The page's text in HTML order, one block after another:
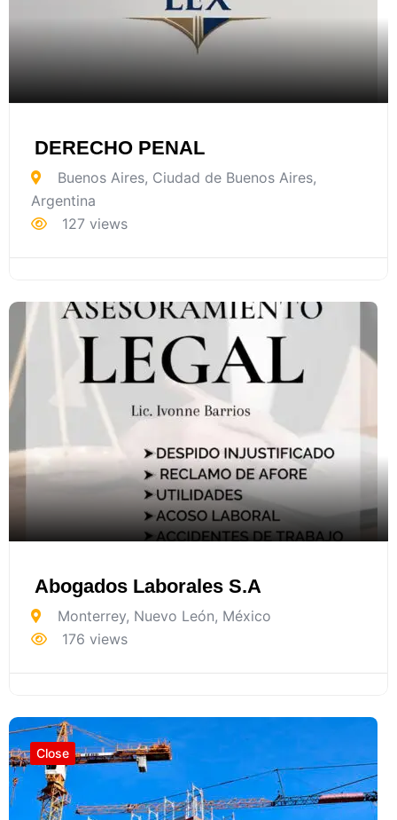
DERECHO PENAL
Buenos Aires, Ciudad de Buenos Aires,
Argentina
127 views
Abogados Laborales S.A
Monterrey, Nuevo León, México
176 views
Close